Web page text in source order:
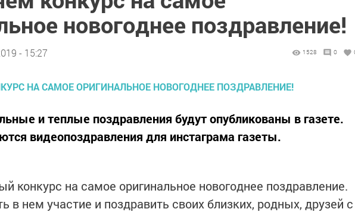
новогоднее поздравление!
- 15:27 1528 0
и теплые поздравления будут опубликованы в газете.
видеопоздравления для инстаграма газеты.
конкурс на самое оригинальное новогоднее поздравление.
в нем участие и поздравить своих близких, родных, друзей с